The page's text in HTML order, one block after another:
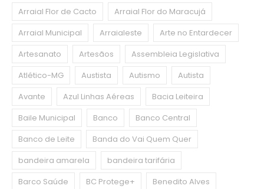
Arraial Flor de Cacto
Arraial Flor do Maracujá
Arraial Municipal
Arraialeste
Arte no Entardecer
Artesanato
Artesãos
Assembleia Legislativa
Atlético-MG
Austista Autismo
Autista
Avante
Azul Linhas Aéreas
Bacia Leiteira
Baile Municipal
Banco
Banco Central
Banco de Leite
Banda do Vai Quem Quer
bandeira amarela
bandeira tarifária
Barco Saúde
BC Protege+
Benedito Alves